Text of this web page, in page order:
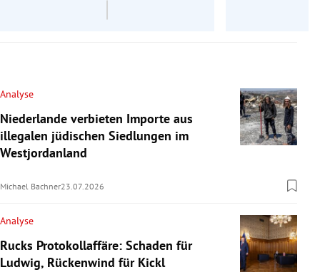
Analyse
Niederlande verbieten Importe aus
illegalen jüdischen Siedlungen im
Westjordanland
Michael Bachner23.07.2026
Analyse
Rucks Protokollaffäre: Schaden für
Ludwig, Rückenwind für Kickl